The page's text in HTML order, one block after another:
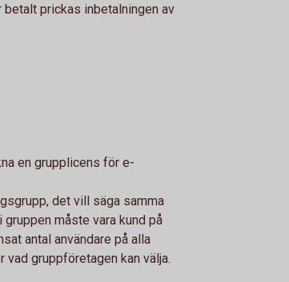
prickas inbetalningen av
en grupplicens för e-
det vill säga samma
måste vara kund på
antal användare på alla
gruppföretagen kan välja.